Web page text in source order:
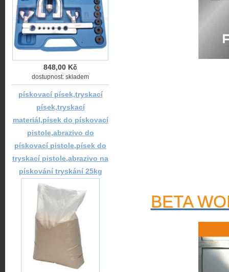
BETA
848,00 Kč
dostupnost: skladem
pískovací písek,tryskací
písek,tryskací
materiál,písek do pískovací
pistole,abrazivo do
pískovací pistole,písek do
tryskací pistole,abrazivo na
pískování tryskání 25kg